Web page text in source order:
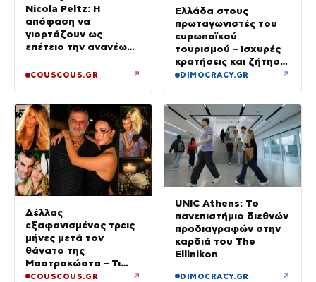
Nicola Peltz: Η
απόφαση να
γιορτάζουν ως
επέτειο την ανανέωση
«Είχε καταλήξει να
COUSCOUS.GR ↗
Ελλάδα στους
πρωταγωνιστές του
ευρωπαϊκού
τουρισμού – Ισχυρές
κρατήσεις και ζήτηση
πέρα από το
DIMOCRACY.GR ↗
Δέλλας
εξαφανισμένος τρεις
μήνες μετά τον
θάνατο της
Μαστροκώστα – Τι
ζήτησε από την κόρη
COUSCOUS.GR ↗
UNIC Athens: Το
πανεπιστήμιο διεθνών
προδιαγραφών στην
καρδιά του The
Ellinikon
DIMOCRACY.GR ↗